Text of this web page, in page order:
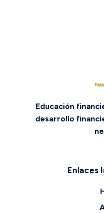
Educación
desarrollo
Enlaces